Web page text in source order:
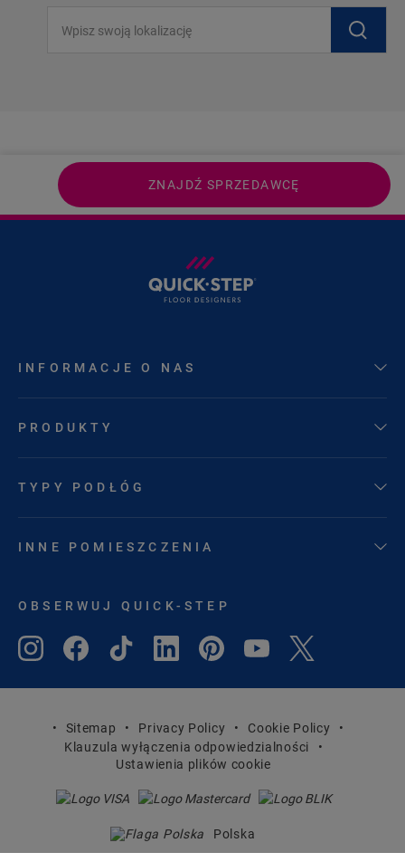
ZNAJDŹ SPRZEDAWCĘ
INFORMACJE O NAS
PRODUKTY
TYPY PODŁÓG
INNE POMIESZCZENIA
OBSERWUJ QUICK-STEP
Sitemap Privacy Policy
Cookie Policy
Klauzula wyłączenia odpowiedzialności
Ustawienia plików cookie
Polska